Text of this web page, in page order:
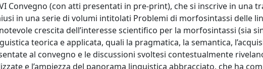
Convegno (con atti presentati in pre-print), che si inscrive in una
in una serie di volumi intitolati Problemi di morfosintassi delle
crescita dell’interesse scientifico per la morfosintassi (sia
teorica e applicata, quali la pragmatica, la semantica,
al convegno e le discussioni svoltesi contestualmente
e l’ampiezza del panorama linguistica abbracciato, che ha